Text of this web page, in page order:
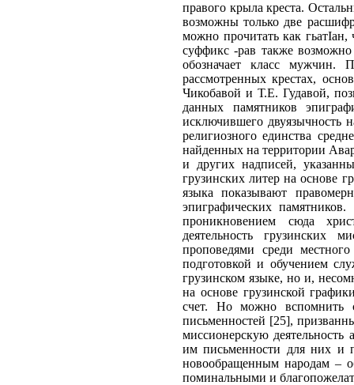
правого крыла креста.
возможны только две
можно прочитать как гьатIан,
суффикс -рав также
обозначает класс мужчин.
рассмотренных крестах,
Чикобавой и Т.Е. Гудавой,
данных памятников
исключившего двуязычность
религиозного единства
найденных на территории
и других надписей,
грузинских литер на основе
языка показывают
эпиграфических
проникновением сюда
деятельность грузинских
проповедями среди
подготовкой и обучением
грузинском языке, но и,
на основе грузинской
счет. Но можно вспомнить
письменностей [25],
миссионерскую деятельность
им письменности для них и
новообращенным народам –
поминальными и